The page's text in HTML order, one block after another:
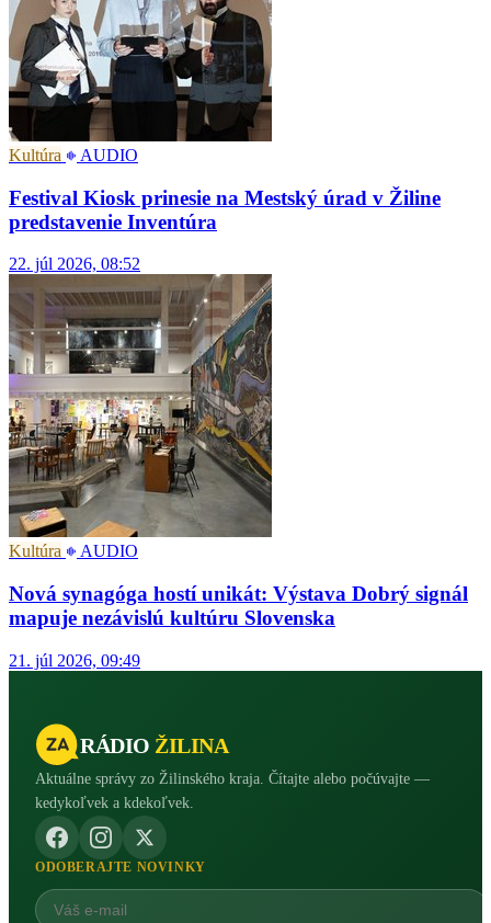
Kultúra AUDIO
Festival Kiosk prinesie na Mestský úrad v Žiline
predstavenie Inventúra
22. júl 2026, 08:52
Kultúra AUDIO
Nová synagóga hostí unikát: Výstava Dobrý signál
mapuje nezávislú kultúru Slovenska
21. júl 2026, 09:49
RÁDIO ŽILINA
Aktuálne správy zo Žilinského kraja. Čítajte alebo počúvajte —
kedykoľvek a kdekoľvek.
ODOBERAJTE NOVINKY